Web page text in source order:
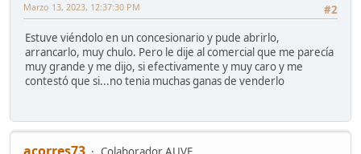
#2
Marzo 13, 2023, 12:37:30 PM
Estuve viéndolo en un concesionario y pude abrirlo,
arrancarlo, muy chulo. Pero le dije al comercial que me parecía
muy grande y me dijo, si efectivamente y muy caro y me
contestó que si...no tenia muchas ganas de venderlo